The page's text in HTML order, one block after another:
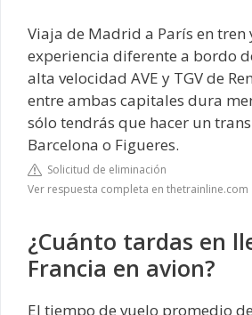
Viaja de Madrid a París en
experiencia diferente a bordo
alta velocidad AVE y TGV de
entre ambas capitales dura
sólo tendrás que hacer un
Barcelona o Figueres.
Solicitud de eliminación
Ver respuesta completa en thetrainline.com
¿Cuánto tardas en
Francia en avion?
El tiempo de vuelo promedio